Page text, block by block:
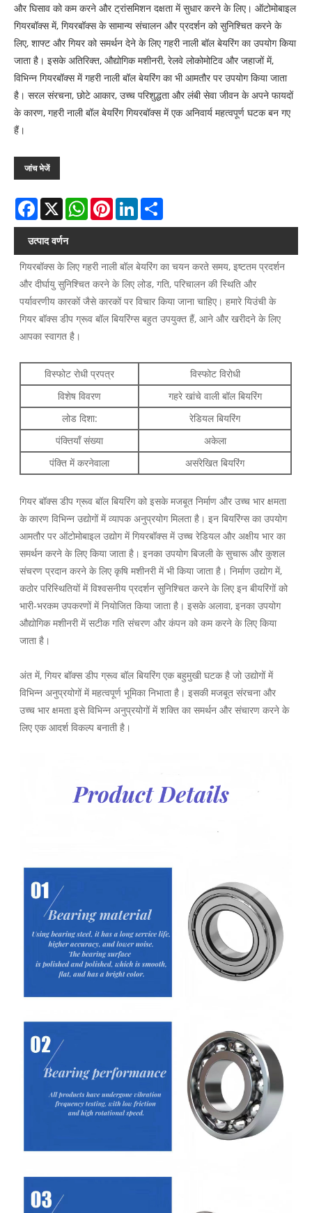
और घिसाव को कम करने और ट्रांसमिशन दक्षता में सुधार करने के लिए। ऑटोमोबाइल
गियरबॉक्स में, गियरबॉक्स के सामान्य संचालन और प्रदर्शन को सुनिश्चित करने के
लिए, शाफ्ट और गियर को समर्थन देने के लिए गहरी नाली बॉल बेयरिंग का उपयोग किया
जाता है। इसके अतिरिक्त, औद्योगिक मशीनरी, रेलवे लोकोमोटिव और जहाजों में,
विभिन्न गियरबॉक्स में गहरी नाली बॉल बेयरिंग का भी आमतौर पर उपयोग किया जाता
है। सरल संरचना, छोटे आकार, उच्च परिशुद्धता और लंबी सेवा जीवन के अपने फायदों
के कारण, गहरी नाली बॉल बेयरिंग गियरबॉक्स में एक अनिवार्य महत्वपूर्ण घटक बन गए
हैं।
जांच भेजें
Facebook
X WhatsAppPinterestLinkedIn
उत्पाद वर्णन
गियरबॉक्स के लिए गहरी नाली बॉल बेयरिंग का चयन करते समय, इष्टतम प्रदर्शन
और दीर्घायु सुनिश्चित करने के लिए लोड, गति, परिचालन की स्थिति और
पर्यावरणीय कारकों जैसे कारकों पर विचार किया जाना चाहिए। हमारे यिउंची के
गियर बॉक्स डीप ग्रूव बॉल बियरिंग्स बहुत उपयुक्त हैं, आने और खरीदने के लिए
आपका स्वागत है।
विस्फोट रोधी प्रपत्र
विस्फोट विरोधी
विशेष विवरण
गहरे खांचे वाली बॉल बियरिंग
लोड दिशा:
रेडियल बियरिंग
पंक्तियाँ संख्या
अकेला
पंक्ति में करनेवाला
असंरेखित बियरिंग
गियर बॉक्स डीप ग्रूव बॉल बियरिंग को इसके मजबूत निर्माण और उच्च भार क्षमता
के कारण विभिन्न उद्योगों में व्यापक अनुप्रयोग मिलता है। इन बियरिंग्स का उपयोग
आमतौर पर ऑटोमोबाइल उद्योग में गियरबॉक्स में उच्च रेडियल और अक्षीय भार का
समर्थन करने के लिए किया जाता है। इनका उपयोग बिजली के सुचारू और कुशल
संचरण प्रदान करने के लिए कृषि मशीनरी में भी किया जाता है। निर्माण उद्योग में,
कठोर परिस्थितियों में विश्वसनीय प्रदर्शन सुनिश्चित करने के लिए इन बीयरिंगों को
भारी-भरकम उपकरणों में नियोजित किया जाता है। इसके अलावा, इनका उपयोग
औद्योगिक मशीनरी में सटीक गति संचरण और कंपन को कम करने के लिए किया
जाता है।
अंत में, गियर बॉक्स डीप ग्रूव बॉल बियरिंग एक बहुमुखी घटक है जो उद्योगों में
विभिन्न अनुप्रयोगों में महत्वपूर्ण भूमिका निभाता है। इसकी मजबूत संरचना और
उच्च भार क्षमता इसे विभिन्न अनुप्रयोगों में शक्ति का समर्थन और संचारण करने के
लिए एक आदर्श विकल्प बनाती है।